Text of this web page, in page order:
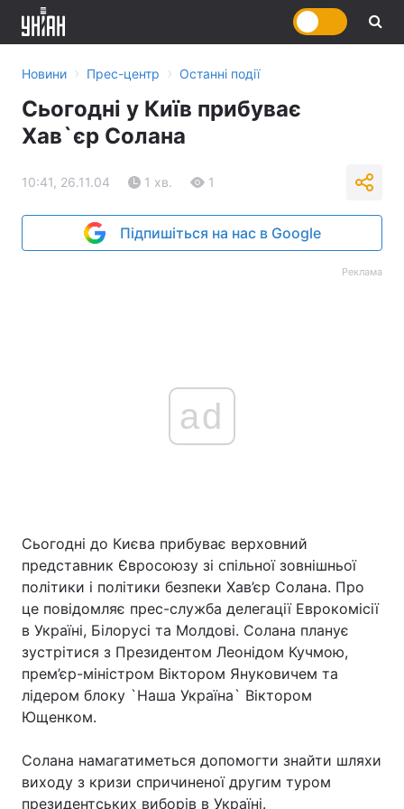
Новини › Прес-центр › Останні події
Сьогодні у Київ прибуває
Хав`єр Солана
10:41, 26.11.04 1 хв. 1
Підпишіться на нас в Google
Реклама
ad
Сьогодні до Києва прибуває верховний
представник Євросоюзу зі спільної зовнішньої
політики і політики безпеки Хав’єр Солана. Про
це повідомляє прес-служба делегації Еврокомісії
в Україні, Білорусі та Молдові. Солана планує
зустрітися з Президентом Леонідом Кучмою,
прем’єр-міністром Віктором Януковичем та
лідером блоку `Наша Україна` Віктором
Ющенком.
Солана намагатиметься допомогти знайти шляхи
виходу з кризи спричиненої другим туром
президентських виборів в Україні.